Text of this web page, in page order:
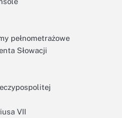
pełnometrażowe
Słowacji
VII